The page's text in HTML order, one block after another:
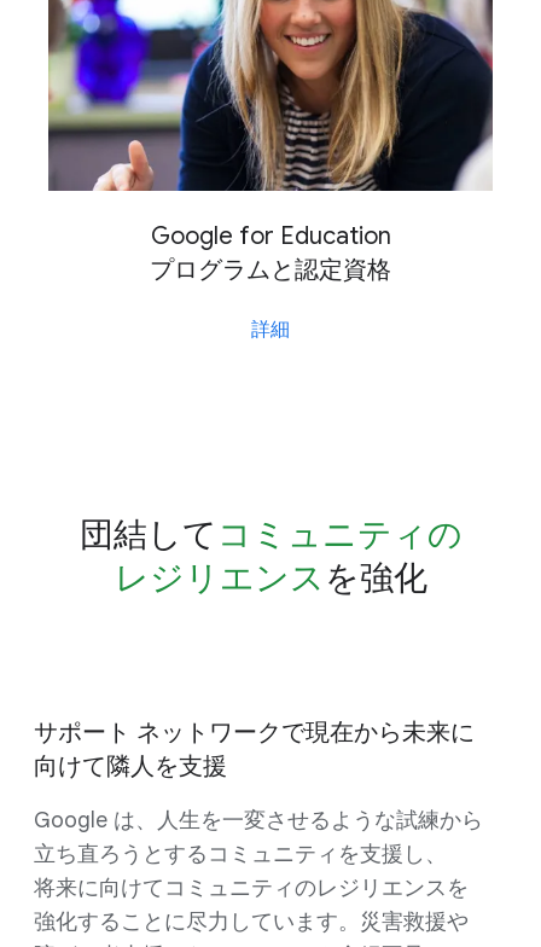
Google for Education
プログラムと​認定資格
詳細
団結して ​コミュニティの​
レジリエンス を​強化
サポート ネットワークで​現在から​未来に​
向けて​隣人を​支援
Google は、​人生を​一変させるような​試練から​
立ち直ろうと​する​コミュニティを​支援し、​
将来に​向けて​コミュニティの​レジリエンスを​
強化する​ことに​尽力しています。​災害救援や​